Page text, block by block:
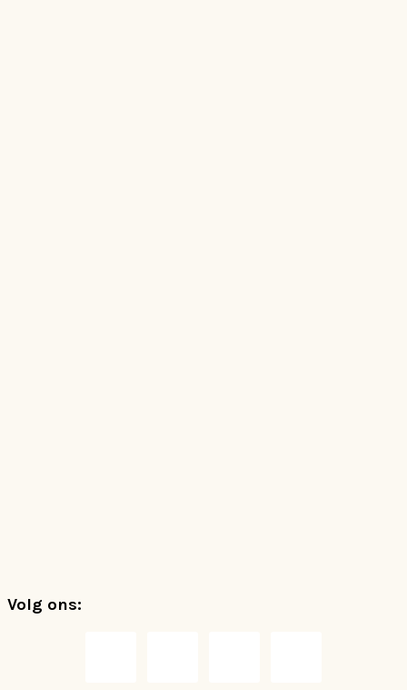
Volg ons: